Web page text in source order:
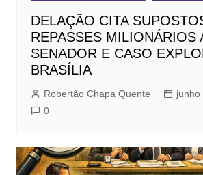
DELAÇÃO CITA
REPASSES MILIONÁRIOS
SENADOR E CASO
BRASÍLIA
Robertão Chapa Quente
junho
0